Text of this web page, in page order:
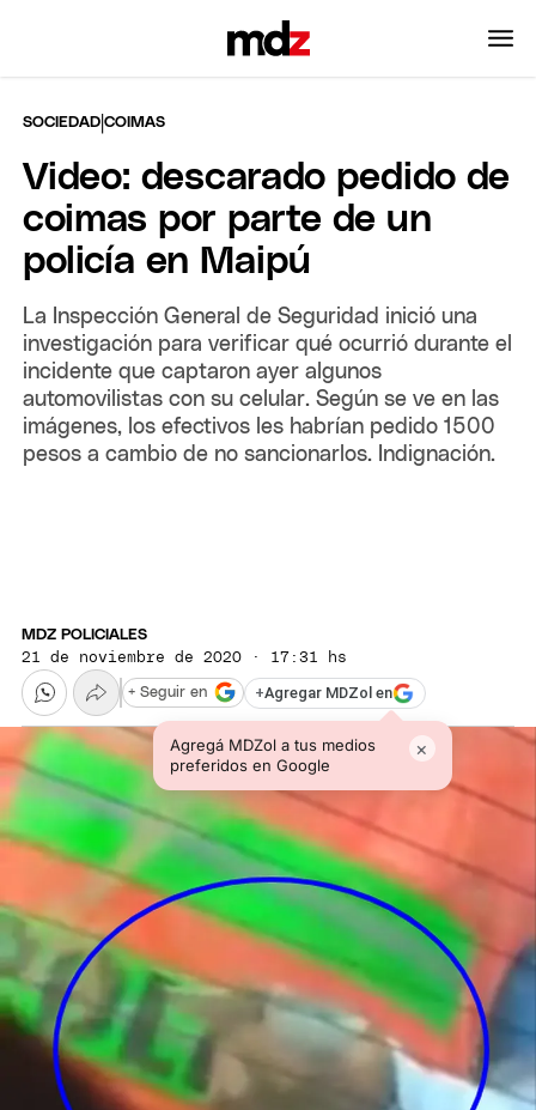
SOCIEDAD |COIMAS
Video: descarado pedido de
coimas por parte de un
policía en Maipú
La Inspección General de Seguridad inició una
investigación para verificar qué ocurrió durante el
incidente que captaron ayer algunos
automovilistas con su celular. Según se ve en las
imágenes, los efectivos les habrían pedido 1500
pesos a cambio de no sancionarlos. Indignación.
MDZ POLICIALES
21 de noviembre de 2020 · 17:31 hs
+Agregar MDZol en
Agregá MDZol a tus medios
preferidos en Google
×
+ Seguir en